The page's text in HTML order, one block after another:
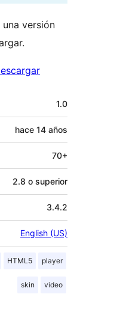
versión
1.0
hace 14 años
70+
2.8 o superior
3.4.2
English (US)
HTML5 player
skin video